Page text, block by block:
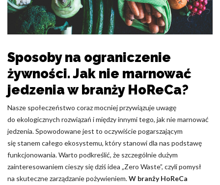
Sposoby na ograniczenie
żywności. Jak nie marnować
jedzenia w branży HoReCa?
Nasze społeczeństwo coraz mocniej przywiązuje uwagę
do ekologicznych rozwiązań i między innymi tego, jak nie marnować
jedzenia. Spowodowane jest to oczywiście pogarszającym
się stanem całego ekosystemu, który stanowi dla nas podstawę
funkcjonowania. Warto podkreślić, że szczególnie dużym
zainteresowaniem cieszy się dziś idea „Zero Waste”, czyli pomysł
na skuteczne zarządzanie pożywieniem.W branży HoReCa
zapamiętanie informacji, które zmieniają wygląd lub
funkcjonowanie strony, np. preferowany język lub region, w
którym znajduje się użytkownik.
Statystyka
Statystyczne pliki cookie pomagają właścicielem stron
internetowych zrozumieć, w jaki sposób różni użytkownicy
zachowują się na stronie, gromadząc i zgłaszając anonimowe
informacje.
Marketing
Marketingowe pliki cookie stosowane są w celu śledzenia
użytkowników na stronach internetowych. Celem jest
wyświetlanie reklam, które są istotne i interesujące dla
poszczególnych użytkowników i tym samym bardziej cenne dla